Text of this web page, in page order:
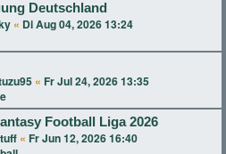
Deutschland
« Di Aug 04, 2026 13:24
« Fr Jul 24, 2026 13:35
Football Liga 2026
« Fr Jun 12, 2026 16:40